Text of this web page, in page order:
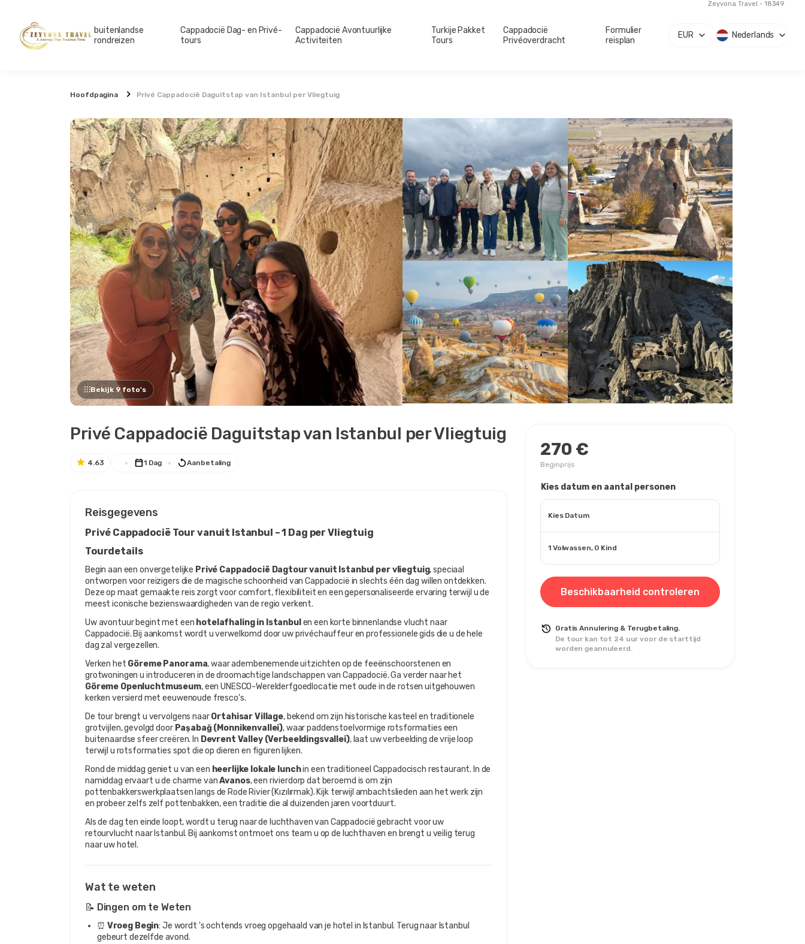
Zeyvona Travel - 18349
buitenlandse
rondreizen
Cappadocië Dag- en Privé-
tours
Cappadocië Avontuurlijke
Activiteiten
Turkije Pakket
Tours
Cappadocië
Privéoverdracht
Formulier
reisplan
EUR Nederlands
Hoofdpagina Privé Cappadocië Daguitstap van Istanbul per Vliegtuig
Bekijk 9 foto's
Privé Cappadocië Daguitstap van Istanbul per Vliegtuig
4.63 1 Dag Aanbetaling
Reisgegevens
Privé Cappadocië Tour vanuit Istanbul – 1 Dag per Vliegtuig
Tourdetails
Begin aan een onvergetelijke Privé Cappadocië Dagtour vanuit Istanbul per vliegtuig, speciaal
ontworpen voor reizigers die de magische schoonheid van Cappadocië in slechts één dag willen ontdekken.
Deze op maat gemaakte reis zorgt voor comfort, flexibiliteit en een gepersonaliseerde ervaring terwijl u de
meest iconische bezienswaardigheden van de regio verkent.
Uw avontuur begint met een hotelafhaling in Istanbul en een korte binnenlandse vlucht naar
Cappadocië. Bij aankomst wordt u verwelkomd door uw privéchauffeur en professionele gids die u de hele
dag zal vergezellen.
Verken het Göreme Panorama, waar adembenemende uitzichten op de feeënschoorstenen en
Göreme Openluchtmuseum, een UNESCO-Werelderfgoedlocatie met oude in de rotsen uitgehouwen
kerken versierd met eeuwenoude fresco's.
De tour brengt u vervolgens naar Ortahisar Village, bekend om zijn historische kasteel en traditionele
grotvijlen, gevolgd door Paşabağ (Monnikenvallei), waar paddenstoelvormige rotsformaties een
buitenaardse sfeer creëren. In Devrent Valley (Verbeeldingsvallei), laat uw verbeelding de vrije loop
terwijl u rotsformaties spot die op dieren en figuren lijken.
Rond de middag geniet u van een heerlijke lokale lunch in een traditioneel Cappadocisch restaurant. In de
namiddag ervaart u de charme van Avanos, een rivierdorp dat beroemd is om zijn
pottenbakkerswerkplaatsen langs de Rode Rivier (Kızılırmak). Kijk terwijl ambachtslieden aan het werk zijn
en probeer zelfs zelf pottenbakken, een traditie die al duizenden jaren voortduurt.
Als de dag ten einde loopt, wordt u terug naar de luchthaven van Cappadocië gebracht voor uw
retourvlucht naar Istanbul. Bij aankomst ontmoet ons team u op de luchthaven en brengt u veilig terug
naar uw hotel.
Wat te weten
📝 Dingen om te Weten
⏰ Vroeg Begin: Je wordt 's ochtends vroeg opgehaald van je hotel in Istanbul. Terug naar Istanbul
gebeurt dezelfde avond.
270 €
Beginprijs
Kies datum en aantal personen
Kies Datum
1 Volwassen, 0 Kind
Beschikbaarheid controleren
Gratis Annulering & Terugbetaling.
De tour kan tot 24 uur voor de starttijd
worden geannuleerd.